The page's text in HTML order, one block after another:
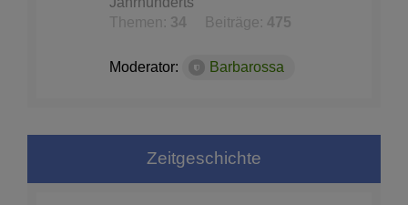
Themen: 34 Beiträge: 475
Moderator: Barbarossa
Zeitgeschichte